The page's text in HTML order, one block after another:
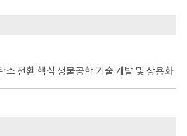
소 전환 핵심 생물공학 기술 개발 및 상용화